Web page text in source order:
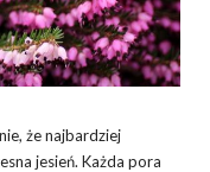
że najbardziej
jesień. Każda pora